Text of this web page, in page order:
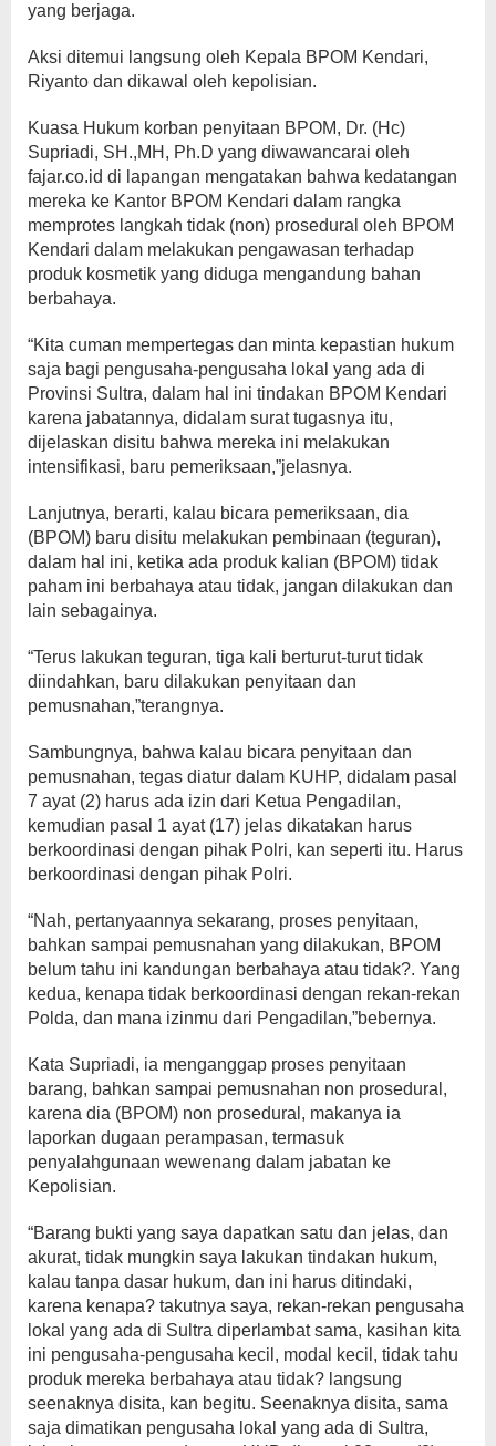
yang berjaga.
Aksi ditemui langsung oleh Kepala BPOM Kendari,
Riyanto dan dikawal oleh kepolisian.
Kuasa Hukum korban penyitaan BPOM, Dr. (Hc)
Supriadi, SH.,MH, Ph.D yang diwawancarai oleh
fajar.co.id di lapangan mengatakan bahwa kedatangan
mereka ke Kantor BPOM Kendari dalam rangka
memprotes langkah tidak (non) prosedural oleh BPOM
Kendari dalam melakukan pengawasan terhadap
produk kosmetik yang diduga mengandung bahan
berbahaya.
“Kita cuman mempertegas dan minta kepastian hukum
saja bagi pengusaha-pengusaha lokal yang ada di
Provinsi Sultra, dalam hal ini tindakan BPOM Kendari
karena jabatannya, didalam surat tugasnya itu,
dijelaskan disitu bahwa mereka ini melakukan
intensifikasi, baru pemeriksaan,”jelasnya.
Lanjutnya, berarti, kalau bicara pemeriksaan, dia
(BPOM) baru disitu melakukan pembinaan (teguran),
dalam hal ini, ketika ada produk kalian (BPOM) tidak
paham ini berbahaya atau tidak, jangan dilakukan dan
lain sebagainya.
“Terus lakukan teguran, tiga kali berturut-turut tidak
diindahkan, baru dilakukan penyitaan dan
pemusnahan,”terangnya.
Sambungnya, bahwa kalau bicara penyitaan dan
pemusnahan, tegas diatur dalam KUHP, didalam pasal
7 ayat (2) harus ada izin dari Ketua Pengadilan,
kemudian pasal 1 ayat (17) jelas dikatakan harus
berkoordinasi dengan pihak Polri, kan seperti itu. Harus
berkoordinasi dengan pihak Polri.
“Nah, pertanyaannya sekarang, proses penyitaan,
bahkan sampai pemusnahan yang dilakukan, BPOM
belum tahu ini kandungan berbahaya atau tidak?. Yang
kedua, kenapa tidak berkoordinasi dengan rekan-rekan
Polda, dan mana izinmu dari Pengadilan,”bebernya.
Kata Supriadi, ia menganggap proses penyitaan
barang, bahkan sampai pemusnahan non prosedural,
karena dia (BPOM) non prosedural, makanya ia
laporkan dugaan perampasan, termasuk
penyalahgunaan wewenang dalam jabatan ke
Kepolisian.
“Barang bukti yang saya dapatkan satu dan jelas, dan
akurat, tidak mungkin saya lakukan tindakan hukum,
kalau tanpa dasar hukum, dan ini harus ditindaki,
karena kenapa? takutnya saya, rekan-rekan pengusaha
lokal yang ada di Sultra diperlambat sama, kasihan kita
ini pengusaha-pengusaha kecil, modal kecil, tidak tahu
produk mereka berbahaya atau tidak? langsung
seenaknya disita, kan begitu. Seenaknya disita, sama
saja dimatikan pengusaha lokal yang ada di Sultra,